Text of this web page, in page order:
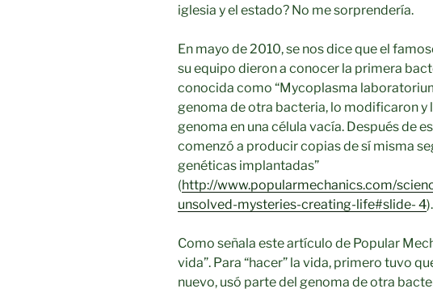
iglesia y el estado? No me sorprendería.
En mayo de 2010, se nos dice que el
su equipo dieron a conocer la primera
conocida como “Mycoplasma
genoma de otra bacteria, lo modificaron y
genoma en una célula vacía. Después de
comenzó a producir copias de sí misma
genéticas implantadas”
(http://www.popularmechanics.com/
unsolved-mysteries-creating-life#slide- 4).
Como señala este artículo de Popular
vida”. Para “hacer” la vida, primero tuvo
nuevo, usó parte del genoma de otra